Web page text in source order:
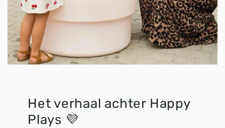
Het verhaal achter Happy
Plays 💜